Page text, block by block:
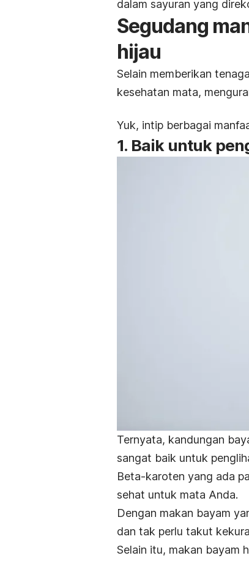
dalam sayuran yang
Segudang
hijau
Selain memberikan
kesehatan mata,
Yuk, intip berbagai
1. Baik untuk
Ternyata, kandungan
sangat baik untuk
Beta-karoten yang ada
sehat untuk mata Anda.
Dengan makan bayam
dan tak perlu takut
Selain itu, makan bayam